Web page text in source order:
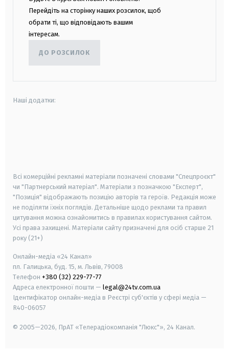
Перейдіть на сторінку наших розсилок, щоб
обрати ті, що відповідають вашим
інтересам.
ДО РОЗСИЛОК
Наші додатки:
Всі комерційні рекламні матеріали позначені словами "Спецпроєкт"
чи "Партнерський матеріал". Матеріали з позначкою "Експерт",
"Позиція" відображають позицію авторів та героїв. Редакція може
не поділяти їхніх поглядів. Детальніше щодо реклами та правил
цитування можна ознайомитись в правилах користування сайтом.
Усі права захищені. Матеріали сайту призначені для осіб старше 21
року (21+)
Онлайн-медіа «24 Канал»
пл. Галицька, буд. 15, м. Львів, 79008
Телефон +380 (32) 229-77-77
Адреса електронної пошти — legal@24tv.com.ua
Ідентифікатор онлайн-медіа в Реєстрі суб'єктів у сфері медіа —
R40-06057
© 2005—2026, ПрАТ «Телерадіокомпанія "Люкс"», 24 Канал.